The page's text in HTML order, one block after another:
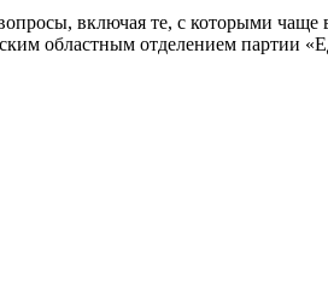
включая те, с которыми
областным отделением партии